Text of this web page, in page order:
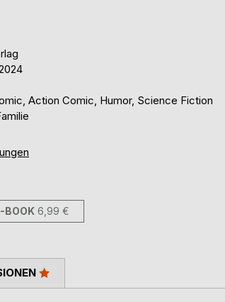
Action Comic, Humor, Science Fiction
BOOK 6,99 €